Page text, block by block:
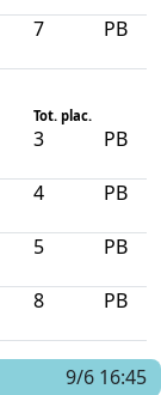
7 PB
Tot. plac.
3 PB
4 PB
5 PB
8 PB
9/6 16:45